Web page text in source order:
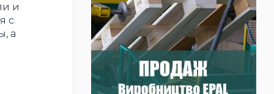
и
с
а